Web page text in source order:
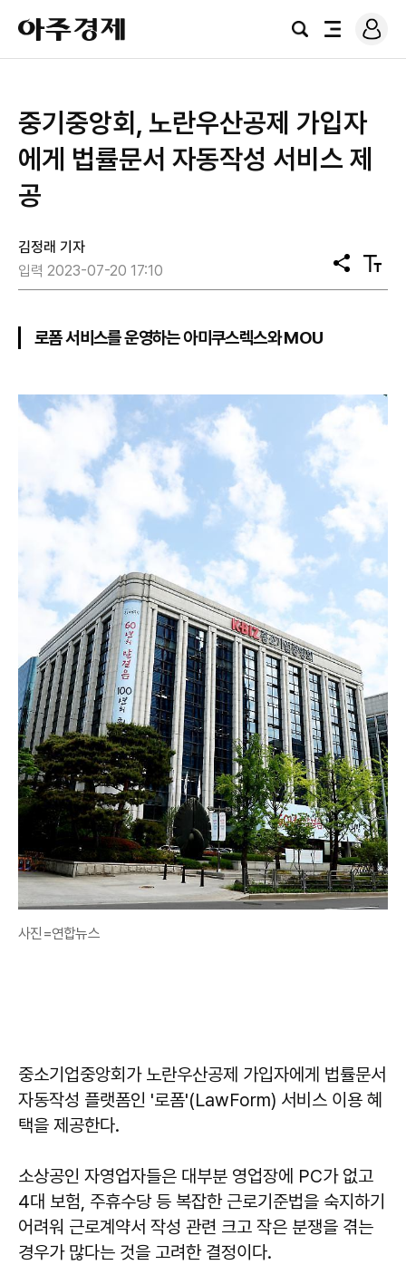
아
주
경
검
전
로
그
중기중앙회, 노란우산공제 가입자
에게 법률문서 자동작성 서비스 제
공
김정래 기자
입력 2023-07-20 17:10
공
유
텍
스
로폼 서비스를 운영하는 아미쿠스렉스와 MOU
사진=연합뉴스
중소기업중앙회가 노란우산공제 가입자에게 법률문서
자동작성 플랫폼인 '로폼'(LawForm) 서비스 이용 혜
택을 제공한다.
소상공인 자영업자들은 대부분 영업장에 PC가 없고
4대 보험, 주휴수당 등 복잡한 근로기준법을 숙지하기
어려워 근로계약서 작성 관련 크고 작은 분쟁을 겪는
경우가 많다는 것을 고려한 결정이다.